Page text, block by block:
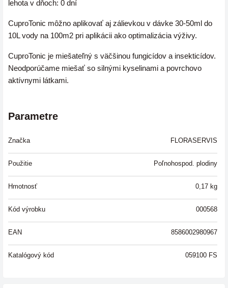
lehota v dňoch: 0 dní
CuproTonic môžno aplikovať aj zálievkou v dávke 30-50ml do
10L vody na 100m2 pri aplikácii ako optimalizácia výživy.
CuproTonic je miešateľný s väčšinou fungicídov a insekticídov.
Neodporúčame miešať so silnými kyselinami a povrchovo
aktívnymi látkami.
Parametre
Značka FLORASERVIS
Použitie Poľnohospod. plodiny
Hmotnosť 0,17 kg
Kód výrobku 000568
EAN 8586002980967
Katalógový kód 059100 FS